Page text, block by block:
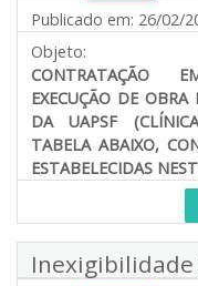
Publicado em: 26/02/
Objeto:
CONTRATAÇÃO
EXECUÇÃO DE
DA UAPSF
TABELA ABAIXO,
ESTABELECIDAS
Inexigibilidade